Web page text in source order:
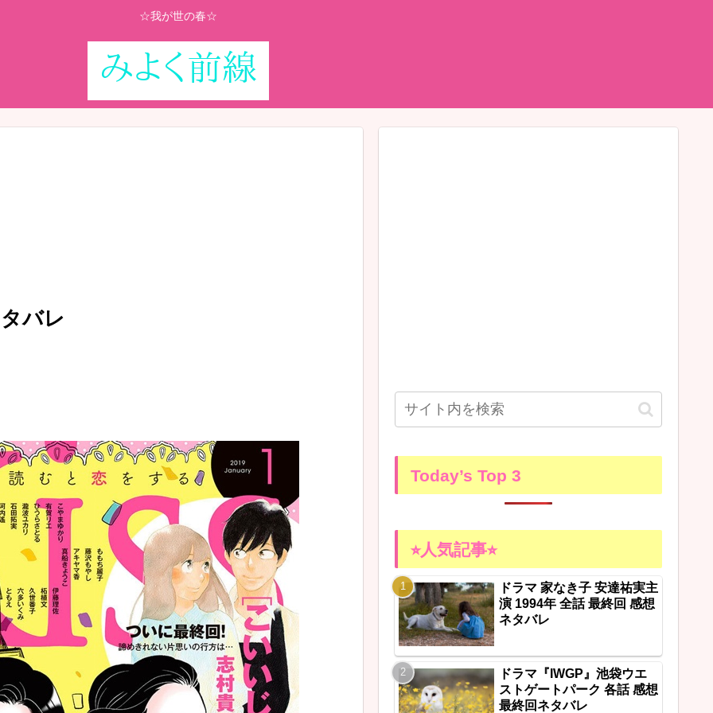
☆我が世の春☆
バレ
Today’s Top 3
⭐︎人気記事⭐︎
ドラマ 家なき子 安達祐実主
演 1994年 全話 最終回 感想
ネタバレ
ドラマ『IWGP』池袋ウエ
ストゲートパーク 各話 感想
最終回ネタバレ